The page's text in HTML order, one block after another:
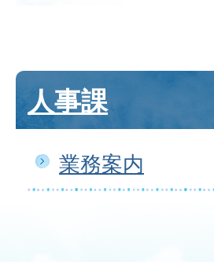
人事課
業務案内